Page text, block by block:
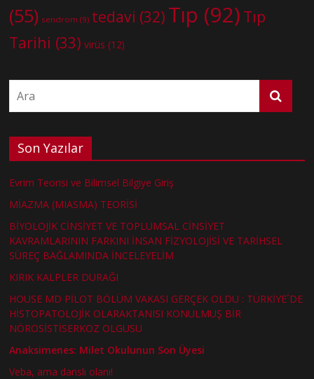
(55) sendrom (9) tedavi (32) Tıp (92) Tıp
Tarihi (33) virüs (12)
Son Yazılar
Evrim Teorisi ve Bilimsel Bilgiye Giriş
MİAZMA (MIASMA) TEORİSİ
BİYOLOJİK CİNSİYET VE TOPLUMSAL CİNSİYET
KAVRAMLARININ FARKINI İNSAN FİZYOLOJİSİ VE TARİHSEL
SÜREÇ BAĞLAMINDA İNCELEYELİM
KIRIK KALPLER DURAĞI
HOUSE MD PİLOT BÖLÜM VAKASI GERÇEK OLDU : TÜRKİYE´DE
HİSTOPATOLOJİK OLARAKTANISI KONULMUŞ BİR
NÖROSİSTİSERKOZ OLGUSU
Anaksimenes: Milet Okulunun Son Üyesi
Veba, ama danslı olanı!